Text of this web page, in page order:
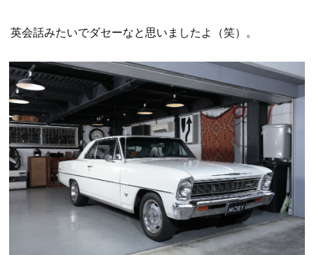
英会話みたいでダセーなと思いましたよ（笑）。